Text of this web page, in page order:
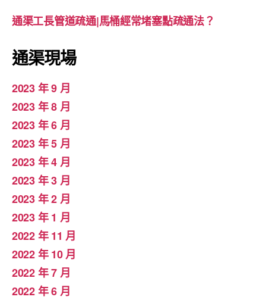
通渠工長管道疏通|馬桶經常堵塞點疏通法？
通渠現場
2023 年 9 月
2023 年 8 月
2023 年 6 月
2023 年 5 月
2023 年 4 月
2023 年 3 月
2023 年 2 月
2023 年 1 月
2022 年 11 月
2022 年 10 月
2022 年 7 月
2022 年 6 月